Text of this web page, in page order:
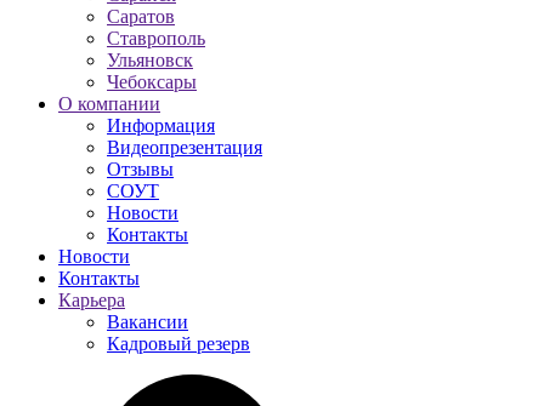
Саратов
Ставрополь
Ульяновск
Чебоксары
О компании
Информация
Видеопрезентация
Отзывы
СОУТ
Новости
Контакты
Новости
Контакты
Карьера
Вакансии
Кадровый резерв